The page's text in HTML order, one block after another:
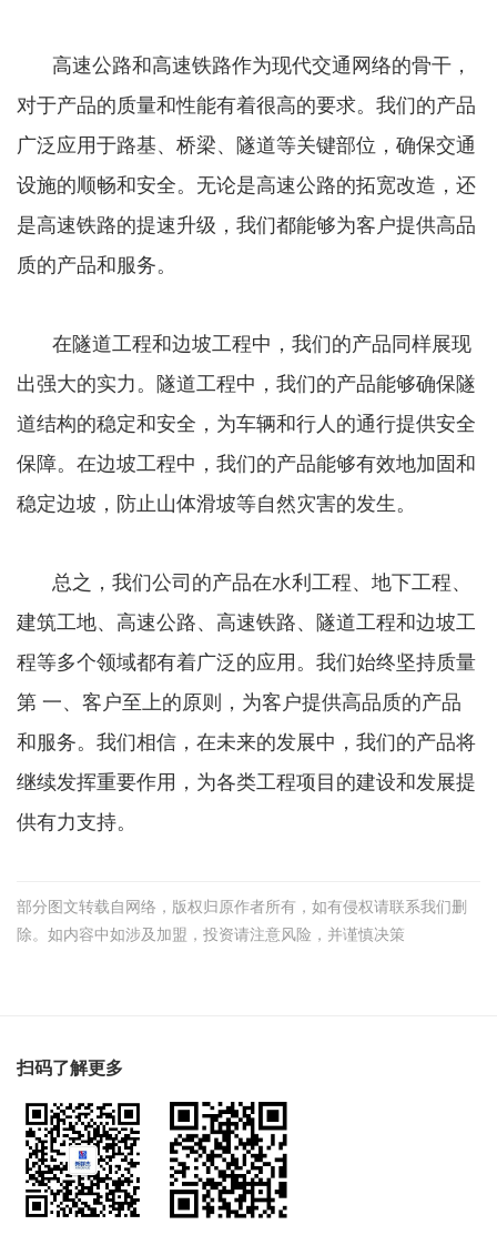
高速公路和高速铁路作为现代交通网络的骨干，
对于产品的质量和性能有着很高的要求。我们的产品
广泛应用于路基、桥梁、隧道等关键部位，确保交通
设施的顺畅和安全。无论是高速公路的拓宽改造，还
是高速铁路的提速升级，我们都能够为客户提供高品
质的产品和服务。
在隧道工程和边坡工程中，我们的产品同样展现
出强大的实力。隧道工程中，我们的产品能够确保隧
道结构的稳定和安全，为车辆和行人的通行提供安全
保障。在边坡工程中，我们的产品能够有效地加固和
稳定边坡，防止山体滑坡等自然灾害的发生。
总之，我们公司的产品在水利工程、地下工程、
建筑工地、高速公路、高速铁路、隧道工程和边坡工
程等多个领域都有着广泛的应用。我们始终坚持质量
第 一、客户至上的原则，为客户提供高品质的产品
和服务。我们相信，在未来的发展中，我们的产品将
继续发挥重要作用，为各类工程项目的建设和发展提
供有力支持。
部分图文转载自网络，版权归原作者所有，如有侵权请联系我们删
除。如内容中如涉及加盟，投资请注意风险，并谨慎决策
扫码了解更多